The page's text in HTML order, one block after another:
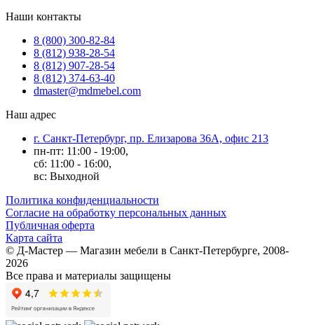
Наши контакты
8 (800) 300-82-84
8 (812) 938-28-54
8 (812) 907-28-54
8 (812) 374-63-40
dmaster@mdmebel.com
Наш адрес
г. Санкт-Петербург, пр. Елизарова 36А, офис 213
пн-пт: 11:00 - 19:00,
сб: 11:00 - 16:00,
вс: Выходной
Политика конфиденциальности
Согласие на обработку персональных данных
Публичная оферта
Карта сайта
© Д-Мастер — Магазин мебели в Санкт-Петербурге, 2008-
2026
Все права и материалы защищены